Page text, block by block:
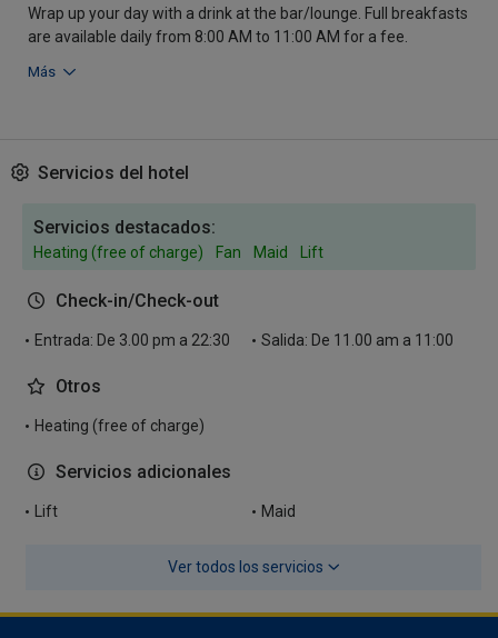
Wrap up your day with a drink at the bar/lounge. Full breakfasts
are available daily from 8:00 AM to 11:00 AM for a fee.
Más
Servicios del hotel
Servicios destacados:
Heating (free of charge) Fan Maid Lift
Check-in/Check-out
Entrada: De 3.00 pm a 22:30 Salida: De 11.00 am a 11:00
Otros
Heating (free of charge)
Servicios adicionales
Lift Maid
Ver todos los servicios